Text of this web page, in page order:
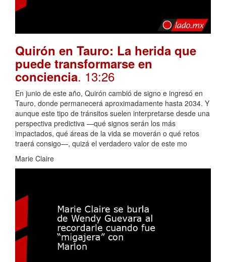
Quirón en Tauro: La herida que
puede transformarse en
conciencia. 13:26
En junio de este año, Quirón cambió de signo e ingresó en
Tauro, donde permanecerá aproximadamente hasta 2034. Y
aunque este tipo de tránsitos suelen interpretarse desde una
perspectiva predictiva —qué signos serán los más
impactados, qué áreas de la vida se moverán o qué retos
traerá consigo—, quizá el verdadero valor de este mo
Marie Claire